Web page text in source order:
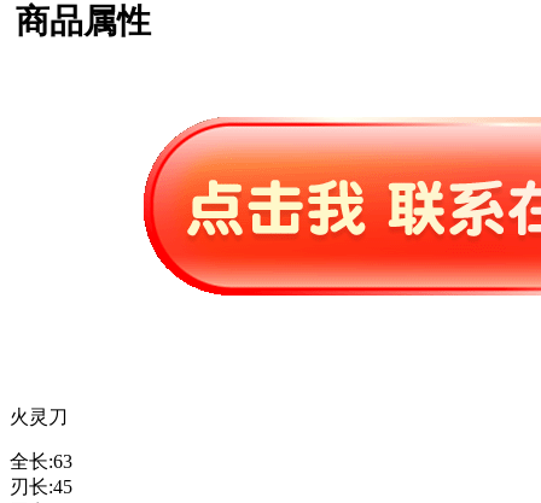
商品属性
火灵刀
全长:63
刃长:45